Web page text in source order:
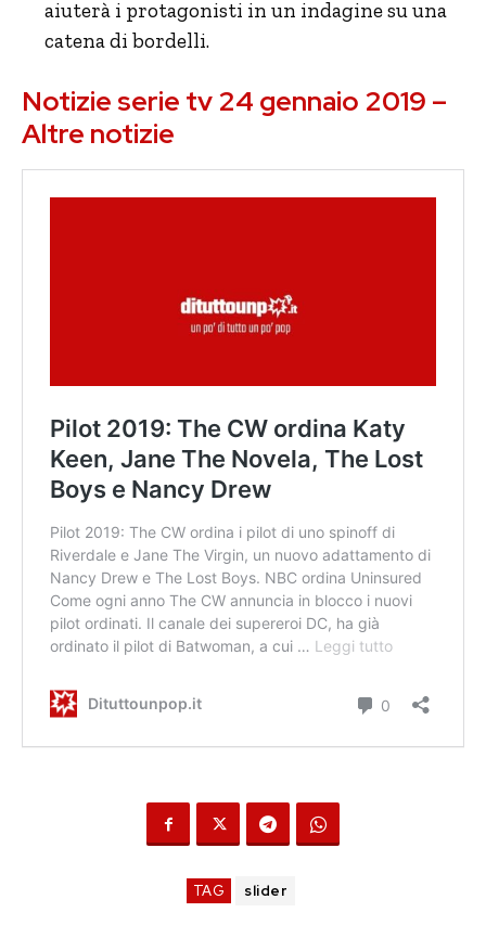
aiuterà i protagonisti in un indagine su una
catena di bordelli.
Notizie serie tv 24 gennaio 2019 –
Altre notizie
TAG slider